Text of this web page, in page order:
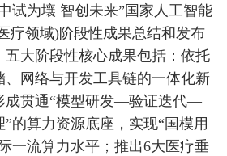
试为壤 智创未来”国家人工智能
疗领域)阶段性成果总结和发布
五大阶段性核心成果包括：依托
、网络与开发工具链的一体化新
成贯通“模型研发—验证迭代—
的算力资源底座，实现“国模用
一流算力水平；推出6大医疗垂